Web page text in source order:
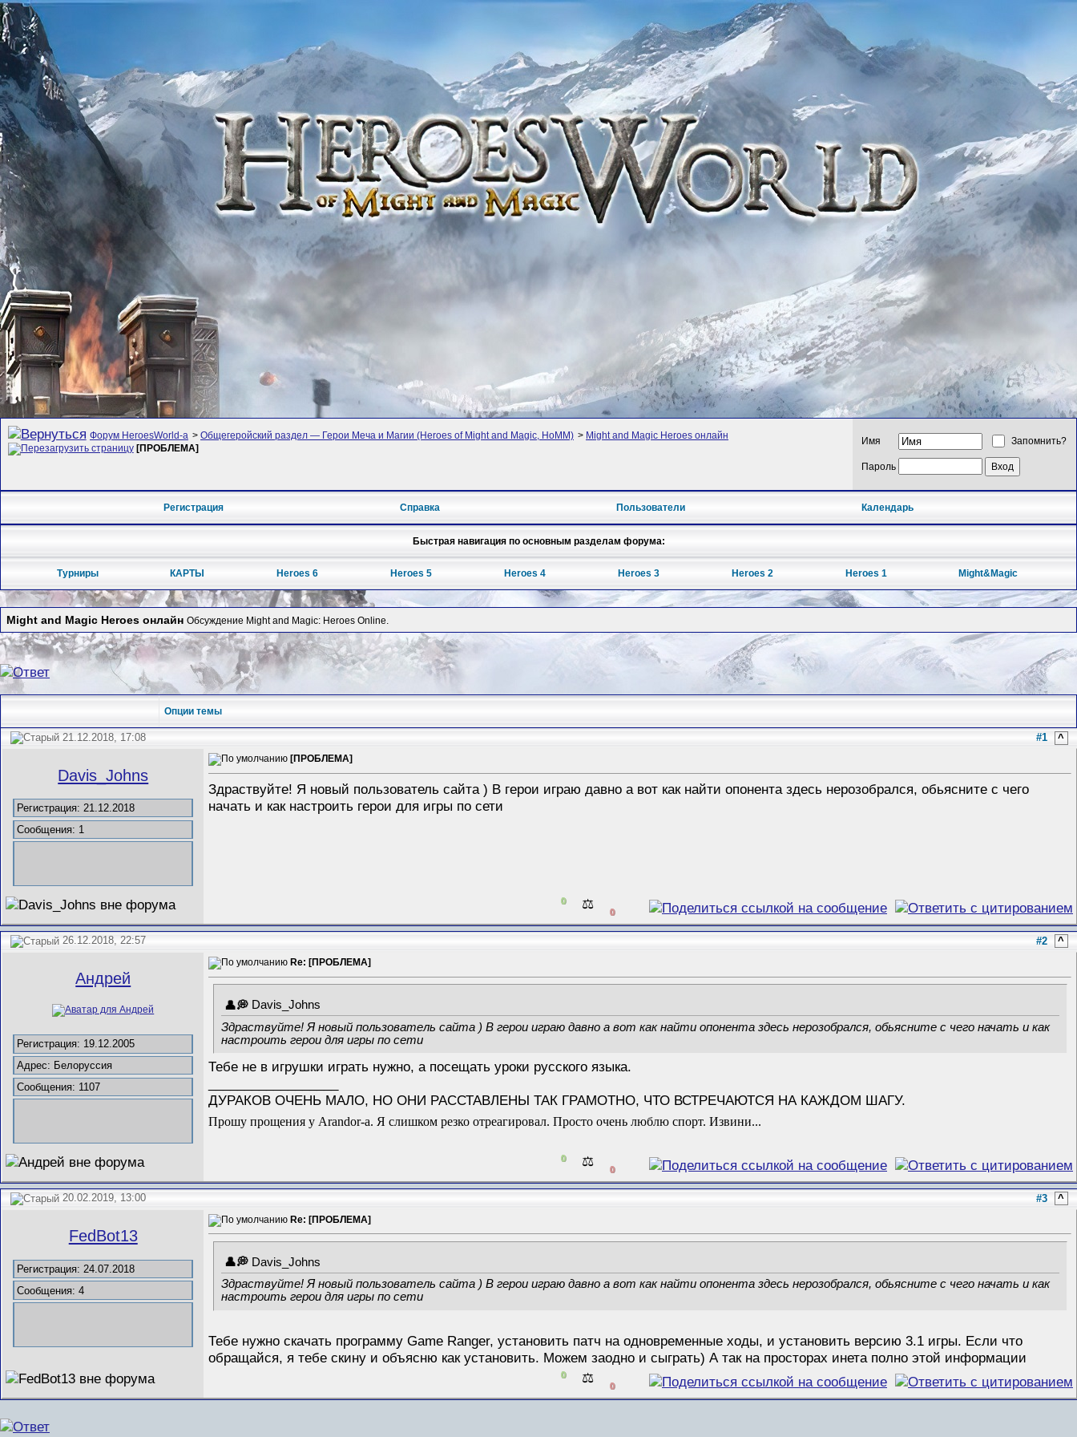
Форум HeroesWorld-а > Общегеройский раздел — Герои Меча и Магии (Heroes of Might and Magic, HoMM) > Might and Magic Heroes онлайн
[ПРОБЛЕМА]
Имя Запомнить?
Пароль
Регистрация Справка Пользователи Календарь
Быстрая навигация по основным разделам форума:
Турниры КАРТЫ Heroes 6 Heroes 5 Heroes 4 Heroes 3 Heroes 2 Heroes 1 Might&Magic
Might and Magic Heroes онлайн Обсуждение Might and Magic: Heroes Online.
Опции темы
21.12.2018, 17:08 #1 ^
Davis_Johns
Регистрация: 21.12.2018
Сообщения: 1
[ПРОБЛЕМА]
Здраствуйте! Я новый пользователь сайта ) В герои играю давно а вот как найти опонента здесь нерозобрался, обьясните с чего
начать и как настроить герои для игры по сети
0 ⚖️ 0
26.12.2018, 22:57 #2 ^
Андрей
Регистрация: 19.12.2005
Адрес: Белоруссия
Сообщения: 1107
Re: [ПРОБЛЕМА]
Davis_Johns
Здраствуйте! Я новый пользователь сайта ) В герои играю давно а вот как найти опонента здесь нерозобрался, обьясните с чего начать и как
настроить герои для игры по сети
Тебе не в игрушки играть нужно, а посещать уроки русского языка.
ДУРАКОВ ОЧЕНЬ МАЛО, НО ОНИ РАССТАВЛЕНЫ ТАК ГРАМОТНО, ЧТО ВСТРЕЧАЮТСЯ НА КАЖДОМ ШАГУ.
Прошу прощения у Arandor-а. Я слишком резко отреагировал. Просто очень люблю спорт. Извини...
0 ⚖️ 0
20.02.2019, 13:00 #3 ^
FedBot13
Регистрация: 24.07.2018
Сообщения: 4
Re: [ПРОБЛЕМА]
Davis_Johns
Здраствуйте! Я новый пользователь сайта ) В герои играю давно а вот как найти опонента здесь нерозобрался, обьясните с чего начать и как
настроить герои для игры по сети
Тебе нужно скачать программу Game Ranger, установить патч на одновременные ходы, и установить версию 3.1 игры. Если что
обращайся, я тебе скину и объясню как установить. Можем заодно и сыграть) А так на просторах инета полно этой информации
0 ⚖️ 0